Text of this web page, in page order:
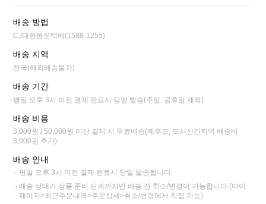
배송 방법
CJ대한통운택배(1588-1255)
배송 지역
전국(해외배송불가)
배송 기간
평일 오후 3시 이전 결제 완료시 당일 발송(주말, 공휴일 제외)
배송 비용
3,000원 / 50,000원 이상 결제 시 무료배송(제주도, 도서산간지역 배송비
3,000원 추가)
배송 안내
평일 오후 3시 이전 결제 완료시 당일 발송됩니다.
배송 상태가 상품 준비 단계까지만 배송 전 취소/변경이 가능합니다.(마이
페이지>최근주문내역>주문상세>취소/변경에서 직접 가능)